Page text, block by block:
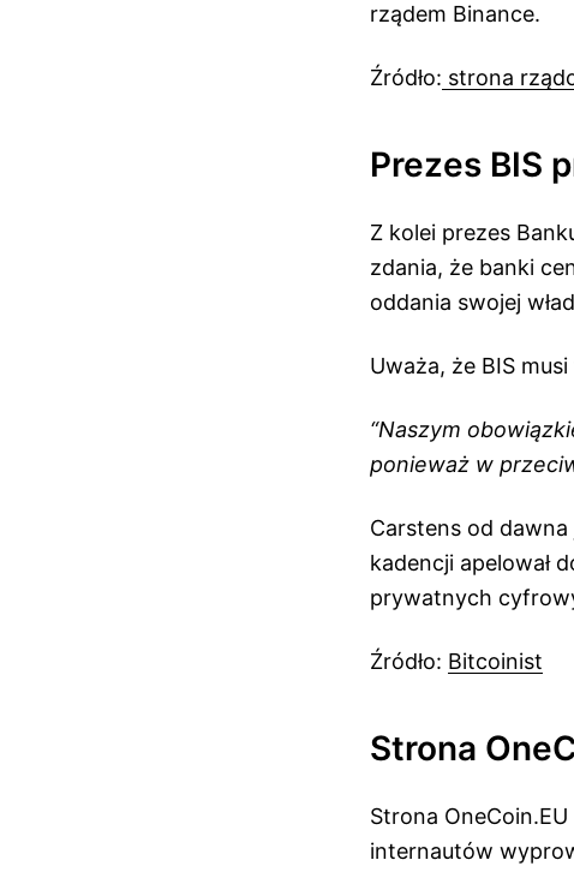
rządem Binance.
Źródło: strona
Prezes BIS
Z kolei prezes
zdania, że banki
oddania swojej
Uważa, że BIS
“Naszym
ponieważ w
Carstens od
kadencji apelował
prywatnych
Źródło: Bitcoinist
Strona
Strona
internautów